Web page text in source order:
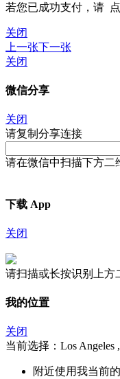
若您已成功支付，请
关闭
上一张下一张
关闭
微信分享
关闭
请复制分享连接
请在微信中扫描下方二
下载 App
关闭
请扫描或长按识别上方
我的位置
关闭
当前选择：Los Angeles
附近使用我当前